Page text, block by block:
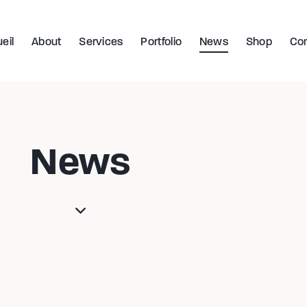
About Services Portfolio News Shop
News